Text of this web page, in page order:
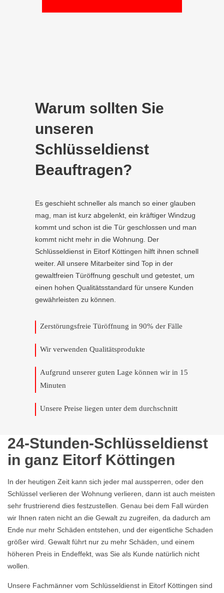
Warum sollten Sie
unseren
Schlüsseldienst
Beauftragen?
Es geschieht schneller als manch so einer glauben
mag, man ist kurz abgelenkt, ein kräftiger Windzug
kommt und schon ist die Tür geschlossen und man
kommt nicht mehr in die Wohnung. Der
Schlüsseldienst in Eitorf Köttingen hilft ihnen schnell
weiter. All unsere Mitarbeiter sind Top in der
gewaltfreien Türöffnung geschult und getestet, um
einen hohen Qualitätsstandard für unsere Kunden
gewährleisten zu können.
Zerstörungsfreie Türöffnung in 90% der Fälle
Wir verwenden Qualitätsprodukte
Aufgrund unserer guten Lage können wir in 15
Minuten
Unsere Preise liegen unter dem durchschnitt
24-Stunden-Schlüsseldienst
in ganz Eitorf Köttingen
In der heutigen Zeit kann sich jeder mal aussperren, oder den
Schlüssel verlieren der Wohnung verlieren, dann ist auch meisten
sehr frustrierend dies festzustellen. Genau bei dem Fall würden
wir Ihnen raten nicht an die Gewalt zu zugreifen, da dadurch am
Ende nur mehr Schäden entstehen, und der eigentliche Schaden
größer wird. Gewalt führt nur zu mehr Schäden, und einem
höheren Preis in Endeffekt, was Sie als Kunde natürlich nicht
wollen.
Unsere Fachmänner vom Schlüsseldienst in Eitorf Köttingen sind